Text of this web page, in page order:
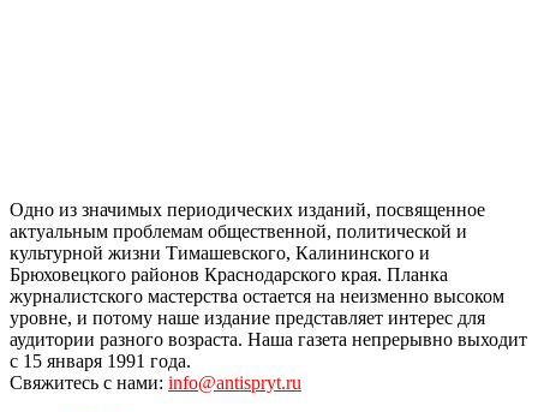
Одно из значимых периодических изданий, посвященное
актуальным проблемам общественной, политической и
культурной жизни Тимашевского, Калининского и
Брюховецкого районов Краснодарского края. Планка
журналистского мастерства остается на неизменно высоком
уровне, и потому наше издание представляет интерес для
аудитории разного возраста. Наша газета непрерывно выходит
с 15 января 1991 года.
Свяжитесь с нами: info@antispryt.ru